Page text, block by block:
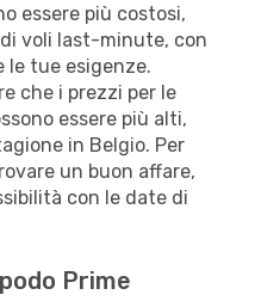
essere più costosi,
voli last-minute, con
le tue esigenze.
che i prezzi per le
essere più alti,
in Belgio. Per
un buon affare,
con le date di
Prime